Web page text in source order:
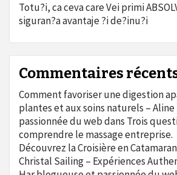
Totu?i, ca ceva care Vei primi
siguran?a avantaje ?i de?inu?i
Commentaires
Comment favoriser une digestion
plantes et aux soins naturels –
passionnée du webdans Trois
comprendre le massage entreprise.
Découvrez la Croisière en
Christal Sailing – Expériences